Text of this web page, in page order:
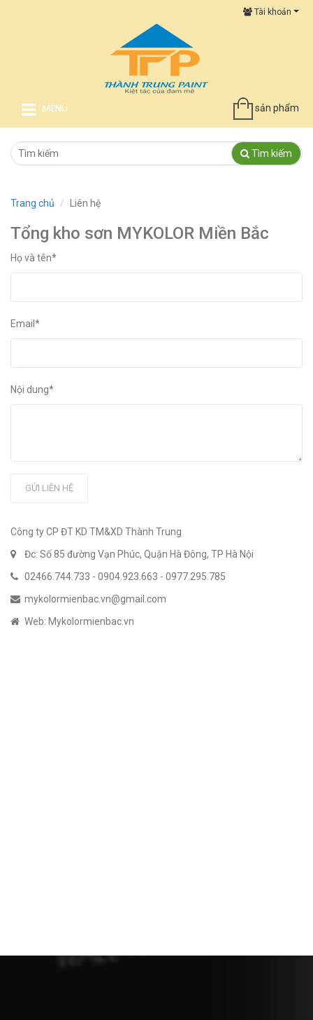
Tài khoản
MENU sản phẩm
Tìm kiếm
Trang chủ Liên hệ
Tổng kho sơn MYKOLOR Miền Bắc
Họ và tên*
Email*
Nội dung*
GỬI LIÊN HỆ
Công ty CP ĐT KD TM&XD Thành Trung
Đc: Số 85 đường Vạn Phúc, Quận Hà Đông, TP Hà Nội
02466.744.733 - 0904.923.663 - 0977.295.785
mykolormienbac.vn@gmail.com
Web: Mykolormienbac.vn